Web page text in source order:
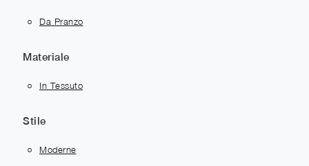
Da Pranzo
Materiale
In Tessuto
Stile
Moderne